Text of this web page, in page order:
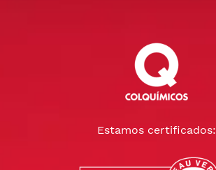
Estamos certificados: